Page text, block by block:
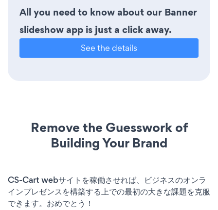
All you need to know about our Banner
slideshow app is just a click away.
See the details
Remove the Guesswork of
Building Your Brand
CS-Cart webサイトを稼働させれば、ビジネスのオンラ
インプレゼンスを構築する上での最初の大きな課題を克服
できます。おめでとう！